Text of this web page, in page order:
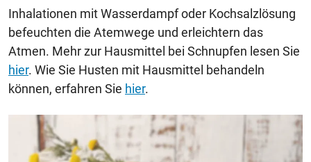
Inhalationen mit Wasserdampf oder Kochsalzlösung
befeuchten die Atemwege und erleichtern das
Atmen. Mehr zur Hausmittel bei Schnupfen lesen Sie
hier. Wie Sie Husten mit Hausmittel behandeln
können, erfahren Sie hier.